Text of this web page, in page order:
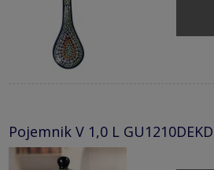
Pojemnik V 1,0 L